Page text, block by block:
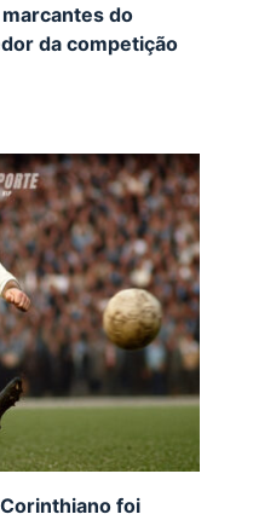
do
da competição
foi